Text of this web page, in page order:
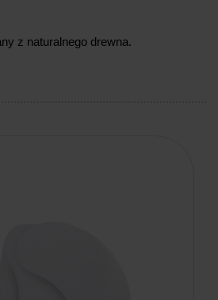
z naturalnego drewna.